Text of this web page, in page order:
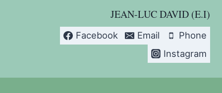
JEAN-LUC DAVID (E.I)
Facebook Email
Phone
Instagram